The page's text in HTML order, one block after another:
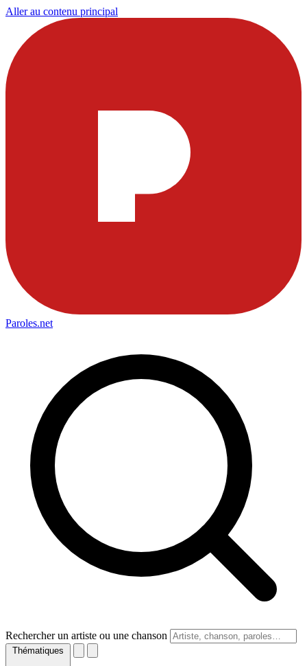
Aller au contenu principal
Paroles.net
Rechercher un artiste ou une chanson
Thématiques